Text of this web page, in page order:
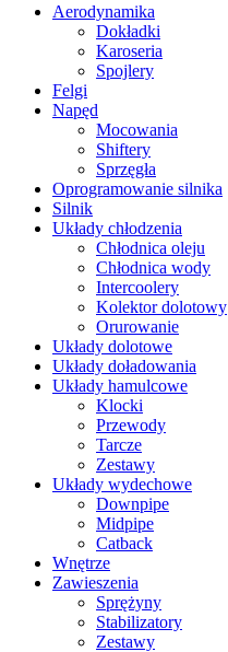
Aerodynamika
Dokładki
Karoseria
Spojlery
Felgi
Napęd
Mocowania
Shiftery
Sprzęgła
Oprogramowanie silnika
Silnik
Układy chłodzenia
Chłodnica oleju
Chłodnica wody
Intercoolery
Kolektor dolotowy
Orurowanie
Układy dolotowe
Układy doładowania
Układy hamulcowe
Klocki
Przewody
Tarcze
Zestawy
Układy wydechowe
Downpipe
Midpipe
Catback
Wnętrze
Zawieszenia
Sprężyny
Stabilizatory
Zestawy